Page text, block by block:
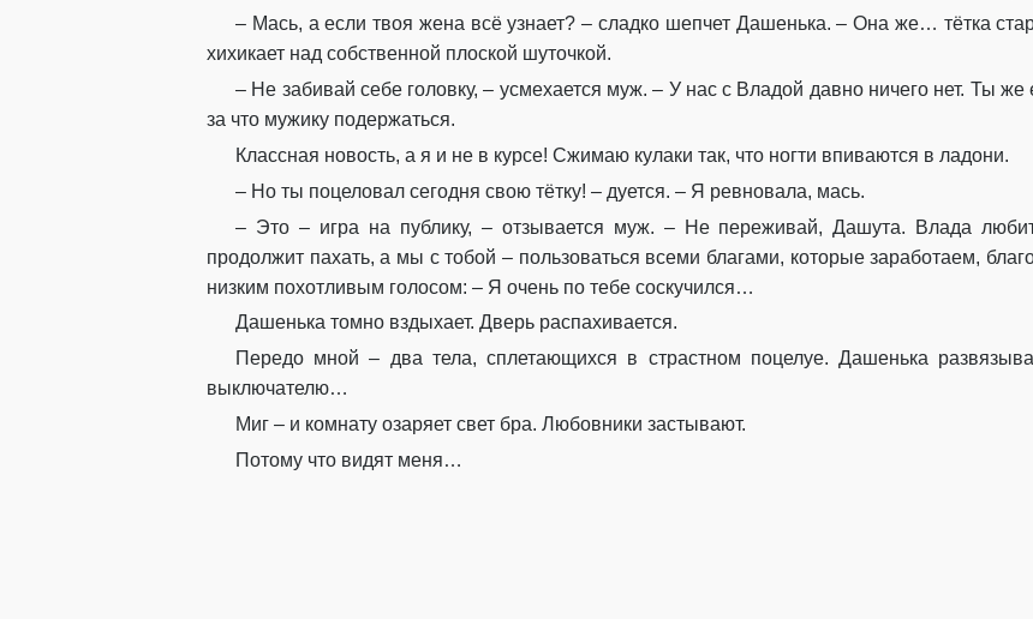
– Мась, а если твоя жена всё узнает? – сладко шепчет Дашенька. – Она же… тётка
хихикает над собственной плоской шуточкой.
– Не забивай себе головку, – усмехается муж. – У нас с Владой давно ничего нет. Ты
за что мужику подержаться.
Классная новость, а я и не в курсе! Сжимаю кулаки так, что ногти впиваются в ладони.
– Но ты поцеловал сегодня свою тётку! – дуется. – Я ревновала, мась.
– Это – игра на публику, – отзывается муж. – Не переживай, Дашута. Влада
продолжит пахать, а мы с тобой – пользоваться всеми благами, которые заработаем,
низким похотливым голосом: – Я очень по тебе соскучился…
Дашенька томно вздыхает. Дверь распахивается.
Передо мной – два тела, сплетающихся в страстном поцелуе. Дашенька
выключателю…
Миг – и комнату озаряет свет бра. Любовники застывают.
Потому что видят меня…